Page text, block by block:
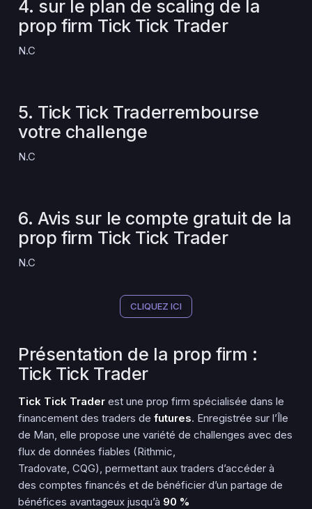
4. sur le plan de scaling de la
prop firm Tick Tick Trader
N.C
5. Tick Tick Traderrembourse
votre challenge
N.C
6. Avis sur le compte gratuit de la
prop firm Tick Tick Trader
N.C
CLIQUEZ ICI
Présentation de la prop firm :
Tick Tick Trader
Tick Tick Trader est une prop firm spécialisée dans le
financement des traders de futures. Enregistrée sur l’Île
de Man, elle propose une variété de challenges avec des
flux de données fiables (Rithmic,
Tradovate, CQG), permettant aux traders d’accéder à
des comptes financés et de bénéficier d’un partage de
bénéfices avantageux jusqu’à 90 %